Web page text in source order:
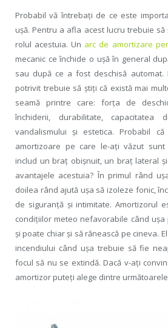
Probabil vă întrebaţi de ce este
uşă. Pentru a afla acest lucru trebuie
rolul acestuia. Un arc de amortizare
mecanic ce închide o uşă în general
sau după ce a fost deschisă automat.
potrivit trebuie să ştiţi că există mai
seamă printre care: forţa de
închiderii, durabilitate,
vandalismului şi estetica. Probabil
amortizoare pe care le-aţi văzut
includ un braţ obişnuit, un braţ lateral
avantajele acestuia? În primul rând
doilea rând ajută uşa să izoleze fonic,
de siguranţă şi intimitate. Amortizorul
condiţiilor meteo nefavorabile când
şi poate chiar şi să rănească pe cineva.
incendiului când uşa trebuie să fie
focul să nu se extindă. Dacă v-aţi
amortizor puteţi alege dintre